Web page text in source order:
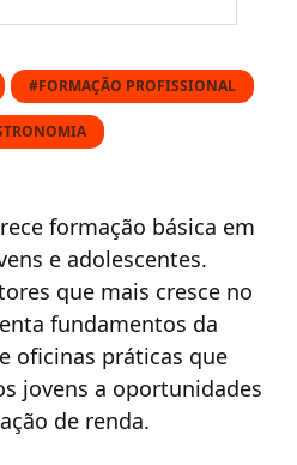
#FORMAÇÃO PROFISSIONAL
formação básica em
e adolescentes.
que mais cresce no
fundamentos da
oficinas práticas que
jovens a oportunidades
de renda.